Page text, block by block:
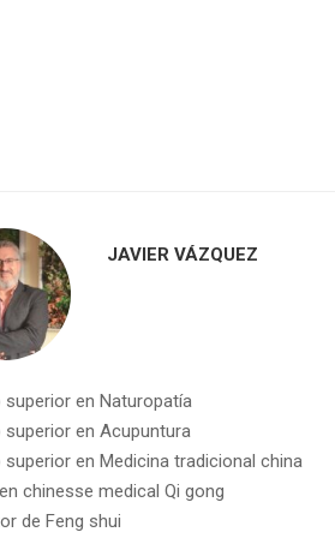
JAVIER VÁZQUEZ
superior en Naturopatía
superior en Acupuntura
superior en Medicina tradicional china
chinesse medical Qi gong
de Feng shui